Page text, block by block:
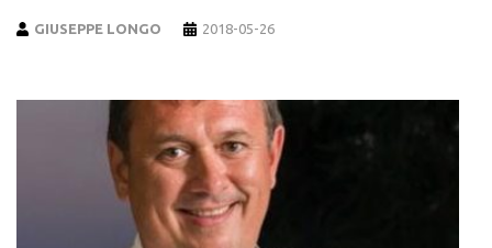
GIUSEPPE LONGO 2018-05-26